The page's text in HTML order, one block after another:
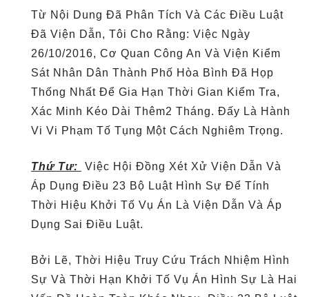
Từ Nội Dung Đã Phân Tích Và Các Điều Luật
Đã Viện Dẫn, Tôi Cho Rằng: Việc Ngày
26/10/2016, Cơ Quan Công An Và Viện Kiểm
Sát Nhân Dân Thành Phố Hòa Bình Đã Họp
Thống Nhất Để Gia Hạn Thời Gian Kiểm Tra,
Xác Minh Kéo Dài Thêm2 Tháng. Đấy Là Hành
Vi Vi Phạm Tố Tụng Một Cách Nghiêm Trọng.
Thứ Tư:
Việc Hội Đồng Xét Xử Viện Dẫn Và
Áp Dụng Điều 23 Bộ Luật Hình Sự Để Tính
Thời Hiệu Khởi Tố Vụ Án Là Viện Dẫn Và Áp
Dụng Sai Điều Luật.
Bởi Lẽ, Thời Hiệu Truy Cứu Trách Nhiệm Hình
Sự Và Thời Hạn Khởi Tố Vụ Án Hình Sự Là Hai